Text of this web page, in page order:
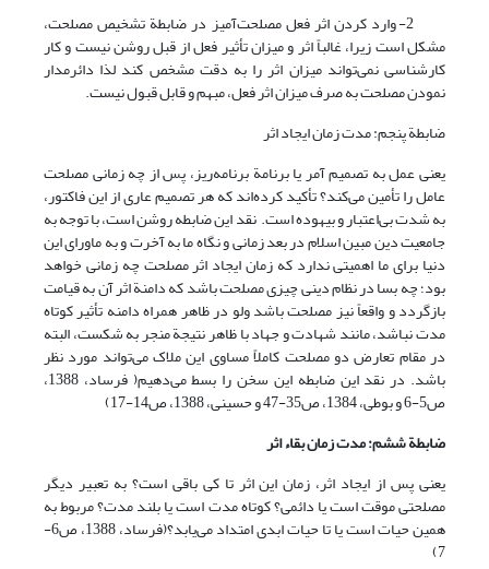
2- وارد کردن اثر فعل مصلحت‌آمیز در ضابطة تشخیص مصلحت،
مشکل است زیرا، غالباً اثر و میزان تأثیر فعل از قبل روشن نیست و کار
کارشناسی نمی‌تواند میزان اثر را به دقت مشخص کند لذا دائرمدار
نمودن مصلحت به صرف میزان اثر فعل، مبهم و قابل قبول نیست.
ضابطة پنجم: مدت زمان ایجاد اثر
یعنی عمل به تصمیم آمر یا برنامة برنامه‌ریز، پس از چه زمانی مصلحت
عامل را تأمین می‌کند؟ تأکید کرده‌اند که هر تصمیم عاری از این فاکتور،
به شدت بی‌اعتبار و بیهوده است. نقد این ضابطه روشن است، با توجه به
جامعیت دین مبین اسلام در بعد زمانی و نگاه ما به آخرت و به ماورای این
دنیا برای ما اهمیتی ندارد که زمان ایجاد اثر مصلحت چه زمانی خواهد
بود؛ چه بسا در نظام دینی چیزی مصلحت باشد که دامنة اثر آن به قیامت
بازگردد و واقعاً نیز مصلحت باشد ولو در ظاهر همراه دامنه تأثیر کوتاه
مدت نباشد، مانند شهادت و جهاد با ظاهر نتیجة منجر به شکست، البته
در مقام تعارض دو مصلحت کاملاً مساوی این ملاک می‌تواند مورد نظر
باشد. در نقد این ضابطه این سخن را بسط می‌دهیم( فرساد، 1388،
ص5-6 و بوطی، 1384، ص35-47 و حسینی، 1388، ص14-17)
ضابطة ششم: مدت زمان بقاء اثر
یعنی پس از ایجاد اثر، زمان این اثر تا کی باقی است؟ به تعبیر دیگر
مصلحتی موقت است یا دائمی؟ کوتاه مدت است یا بلند مدت؟ مربوط به
همین حیات است یا تا حیات ابدی امتداد می‌یابد؟(فرساد، 1388، ص6-
7)